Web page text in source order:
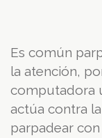
Es común
la atención,
computadora
actúa contra
parpadear